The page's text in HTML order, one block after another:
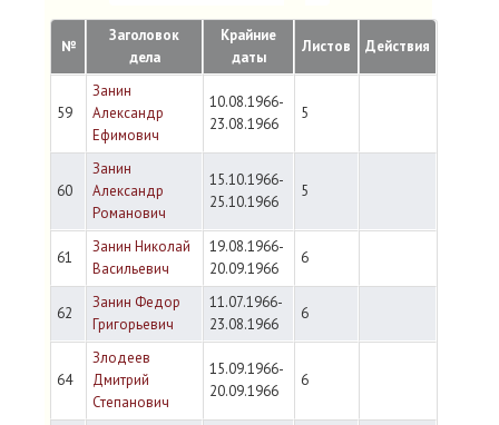
№
Заголовок
дела
Крайние
даты
Листов Действия
59
Занин
Александр
Ефимович
10.08.1966-
23.08.1966
5
60
Занин
Александр
Романович
15.10.1966-
25.10.1966
5
61
Занин Николай
Васильевич
19.08.1966-
20.09.1966
6
62
Занин Федор
Григорьевич
11.07.1966-
23.08.1966
6
64
Злодеев
Дмитрий
Степанович
15.09.1966-
20.09.1966
6